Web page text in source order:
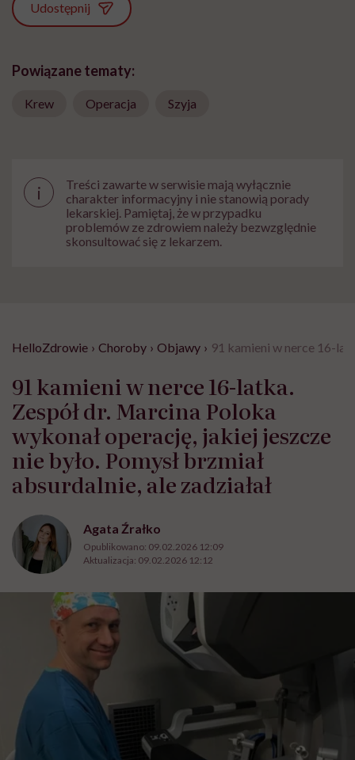
Udostępnij
Powiązane tematy:
Krew Operacja Szyja
i
Treści zawarte w serwisie mają wyłącznie
charakter informacyjny i nie stanowią porady
lekarskiej. Pamiętaj, że w przypadku
problemów ze zdrowiem należy bezwzględnie
skonsultować się z lekarzem.
HelloZdrowie › Choroby › Objawy › 91 kamieni w nerce 16-
91 kamieni w nerce 16-latka.
Zespół dr. Marcina Poloka
wykonał operację, jakiej jeszcze
nie było. Pomysł brzmiał
absurdalnie, ale zadziałał
Agata Źrałko
Opublikowano: 09.02.2026 12:09
Aktualizacja: 09.02.2026 12:12